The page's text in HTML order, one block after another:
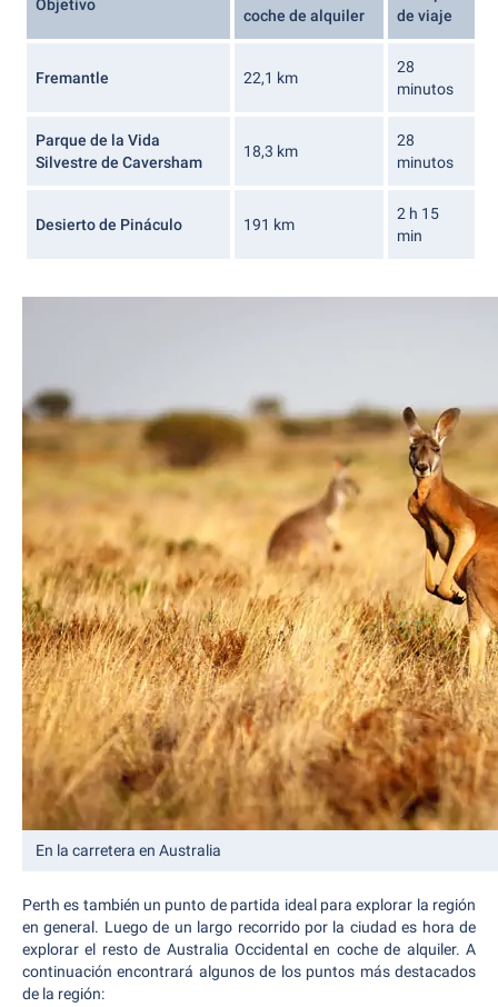
Objetivo
coche de alquiler
de viaje
Fremantle 22,1 km
28
minutos
Parque de la Vida
Silvestre de Caversham
18,3 km
28
minutos
Desierto de Pináculo 191 km
2 h 15
min
En la carretera en Australia
Perth es también un punto de partida ideal para explorar la región
en general. Luego de un largo recorrido por la ciudad es hora de
explorar el resto de Australia Occidental en coche de alquiler. A
continuación encontrará algunos de los puntos más destacados
de la región: